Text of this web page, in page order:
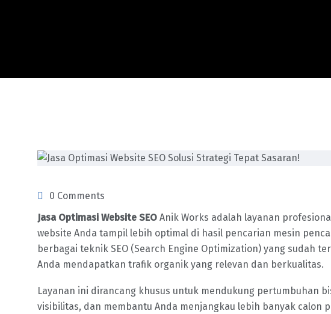
0 Comments
Jasa Optimasi Website SEO Anik Works adalah layanan
website Anda tampil lebih optimal di hasil pencarian mesin
berbagai teknik SEO (Search Engine Optimization) yang sudah
Anda mendapatkan trafik organik yang relevan dan berkualitas.
Layanan ini dirancang khusus untuk mendukung pertumbuhan
visibilitas, dan membantu Anda menjangkau lebih banyak calon